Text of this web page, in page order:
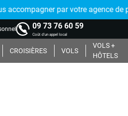
accompagner par votre agence de
09 73 76 60 59
Coût d'un appel local
CROISIÈRES VOLS
VOLS +
HÔTELS